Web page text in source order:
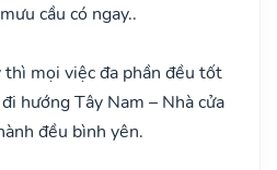
cầu có ngay..
thì mọi việc đa phần đều tốt
hướng Tây Nam – Nhà cửa
đều bình yên.